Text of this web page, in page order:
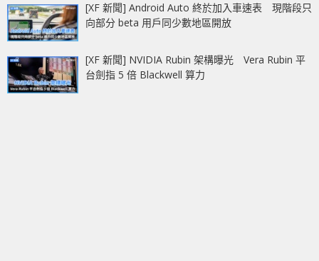
[XF 新聞] Android Auto 終於加入車速表 現階段只
向部分 beta 用戶同少數地區開放
[XF 新聞] NVIDIA Rubin 架構曝光 Vera Rubin 平
台劍指 5 倍 Blackwell 算力